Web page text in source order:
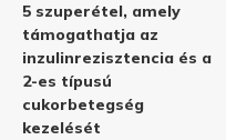
5 szuperétel, amely
támogathatja az
inzulinrezisztencia és a
2-es típusú
cukorbetegség
kezelését